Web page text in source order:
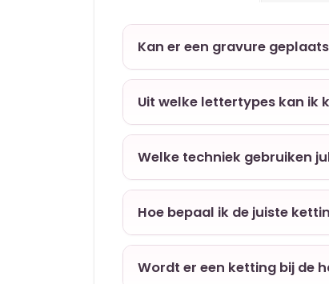
Kan er een gravure
Uit welke lettertypes kan ik
Welke techniek gebruiken
Hoe bepaal ik de juiste
Wordt er een ketting bij de